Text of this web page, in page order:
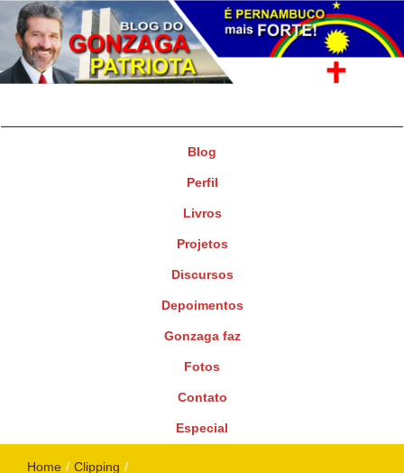
Blog
Perfil
Livros
Projetos
Discursos
Depoimentos
Gonzaga faz
Fotos
Contato
Especial
Home / Clipping /